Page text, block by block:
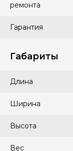
ремонта
Гарантия
Габариты
Длина
Ширина
Высота
Вес